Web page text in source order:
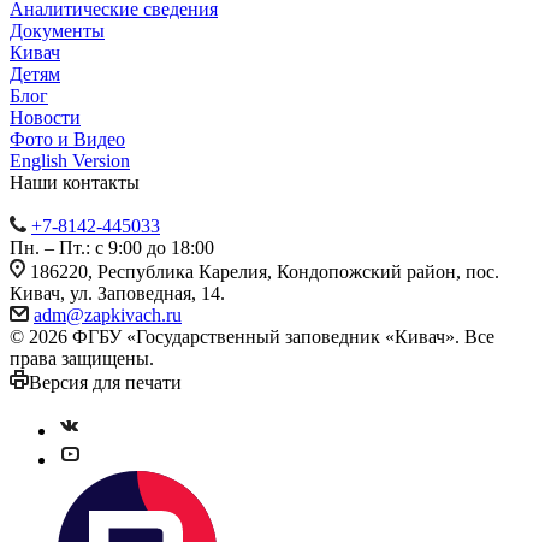
Аналитические сведения
Документы
Кивач
Детям
Блог
Новости
Фото и Видео
English Version
Наши контакты
+7-8142-445033
Пн. – Пт.: с 9:00 до 18:00
186220, Республика Карелия, Кондопожский район, пос.
Кивач, ул. Заповедная, 14.
adm@zapkivach.ru
© 2026 ФГБУ «Государственный заповедник «Кивач». Все
права защищены.
Версия для печати